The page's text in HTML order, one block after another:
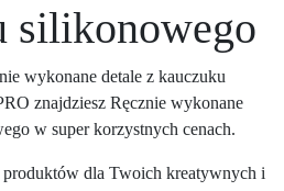
silikonowego
wykonane detale z kauczuku
znajdziesz Ręcznie wykonane
w super korzystnych cenach.
produktów dla Twoich kreatywnych i